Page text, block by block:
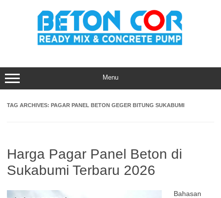
Menu
TAG ARCHIVES: PAGAR PANEL BETON GEGER BITUNG SUKABUMI
Harga Pagar Panel Beton di
Sukabumi Terbaru 2026
Bahasan